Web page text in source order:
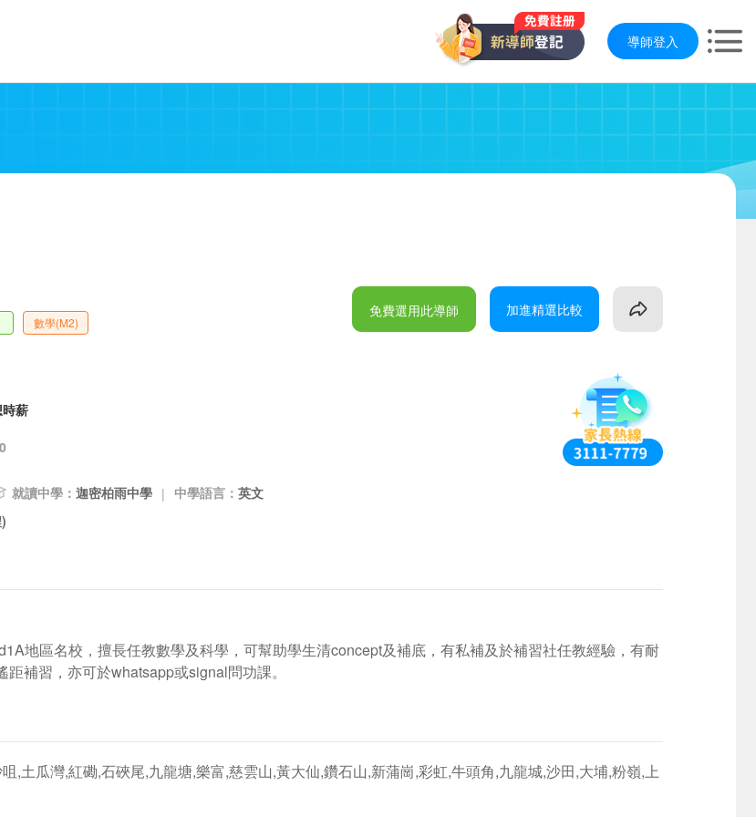
導師登入
數學(M2)
免費選用此導師 加進精選比較
薪
就讀中學： 迦密柏雨中學 | 中學語言： 英文
地區名校，擅長任教數學及科學，可幫助學生清concept及補底，有私補及於補習社任教經驗，有耐
補習，亦可於whatsapp或signal問功課。
,土瓜灣,紅磡,石硤尾,九龍塘,樂富,慈雲山,黃大仙,鑽石山,新蒲崗,彩虹,牛頭角,九龍城,沙田,大埔,粉嶺,上